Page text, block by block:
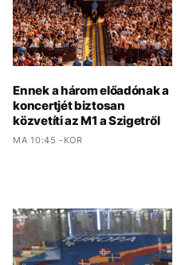
Ennek a három előadónak a
koncertjét biztosan
közvetíti az M1 a Szigetről
MA 10:45 -KOR